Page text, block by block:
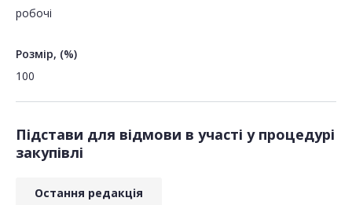
робочі
Розмір, (%)
100
Підстави для відмови в участі у процедурі
закупівлі
Остання редакція